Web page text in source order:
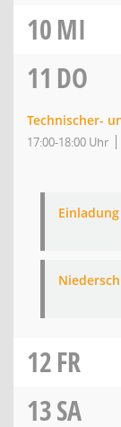
10MI
11 DO
Technischer-
17:00-18:00 Uhr
12FR
13SA